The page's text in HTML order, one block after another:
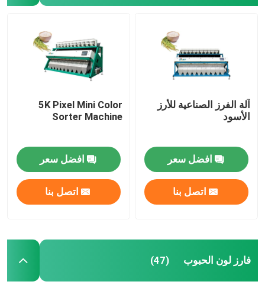
فارز لون الذرة
آلة الفرز الصناعية للأرز
الأسود
افضل سعر
اتصل بنا
5K Pixel Mini Color
Sorter Machine
افضل سعر
اتصل بنا
فارز لون الحبوب (47)